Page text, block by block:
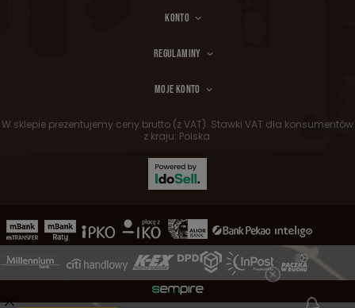
KONTO
REGULAMINY
MOJE KONTO
W sklepie prezentujemy ceny brutto (z VAT). Stawki VAT dla konsumentów
z kraju: Polska.